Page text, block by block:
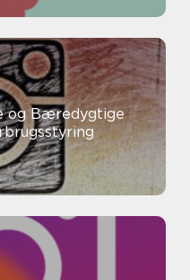
og Bæredygtige